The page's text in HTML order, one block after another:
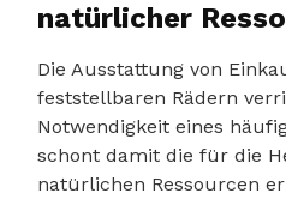
natürlicher
Die Ausstattung von
feststellbaren Rädern
Notwendigkeit eines
schont damit die für die
natürlichen Ressourcen